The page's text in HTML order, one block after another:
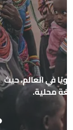
أهرامات
الأساسية
مذهلة، وكان
فلكية